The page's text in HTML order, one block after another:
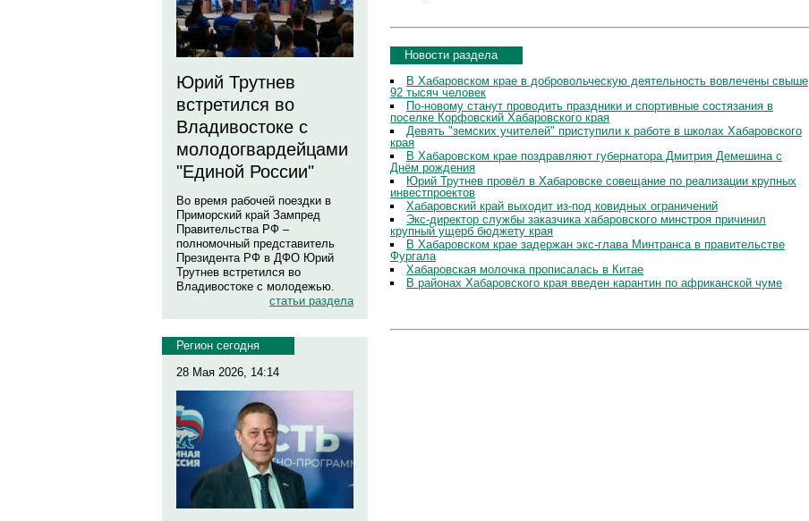
Юрий Трутнев
встретился во
Владивостоке с
молодогвардейцами
"Единой России"
Во время рабочей поездки в
Приморский край Зампред
Правительства РФ –
полномочный представитель
Президента РФ в ДФО Юрий
Трутнев встретился во
Владивостоке с молодежью.
статьи раздела
Регион сегодня
28 Мая 2026, 14:14
Новости раздела
В Хабаровском крае в добровольческую деятельность вовлечены свыше
92 тысяч человек
По-новому станут проводить праздники и спортивные состязания в
поселке Корфовский Хабаровского края
Девять "земских учителей" приступили к работе в школах Хабаровского
края
В Хабаровском крае поздравляют губернатора Дмитрия Демешина с
Днём рождения
Юрий Трутнев провёл в Хабаровске совещание по реализации крупных
инвестпроектов
Хабаровский край выходит из-под ковидных ограничений
Экс-директор службы заказчика хабаровского минстроя причинил
крупный ущерб бюджету края
В Хабаровском крае задержан экс-глава Минтранса в правительстве
Фургала
Хабаровская молочка прописалась в Китае
В районах Хабаровского края введен карантин по африканской чуме